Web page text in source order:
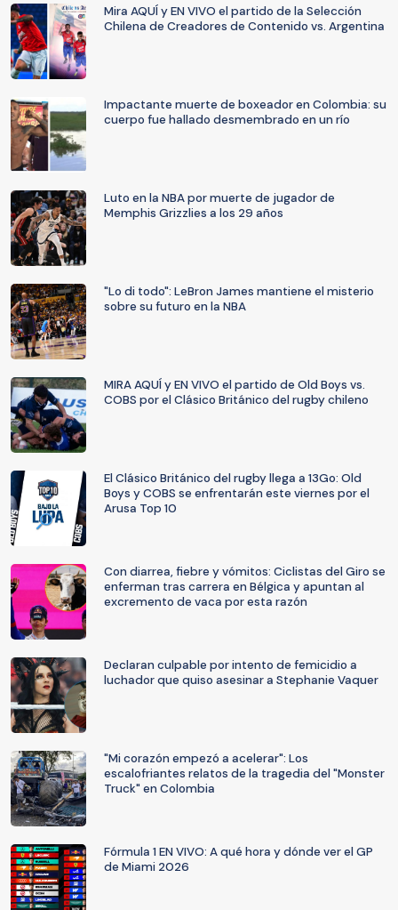
Mira AQUÍ y EN VIVO el partido de la Selección
Chilena de Creadores de Contenido vs. Argentina
Impactante muerte de boxeador en Colombia: su
cuerpo fue hallado desmembrado en un río
Luto en la NBA por muerte de jugador de
Memphis Grizzlies a los 29 años
"Lo di todo": LeBron James mantiene el misterio
sobre su futuro en la NBA
MIRA AQUÍ y EN VIVO el partido de Old Boys vs.
COBS por el Clásico Británico del rugby chileno
El Clásico Británico del rugby llega a 13Go: Old
Boys y COBS se enfrentarán este viernes por el
Arusa Top 10
Con diarrea, fiebre y vómitos: Ciclistas del Giro se
enferman tras carrera en Bélgica y apuntan al
excremento de vaca por esta razón
Declaran culpable por intento de femicidio a
luchador que quiso asesinar a Stephanie Vaquer
"Mi corazón empezó a acelerar": Los
escalofriantes relatos de la tragedia del "Monster
Truck" en Colombia
Fórmula 1 EN VIVO: A qué hora y dónde ver el GP
de Miami 2026